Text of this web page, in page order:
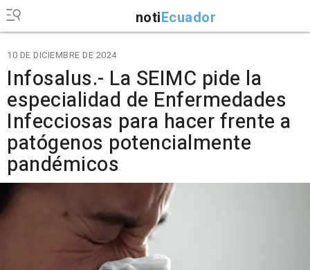
notiEcuador
10 DE DICIEMBRE DE 2024
Infosalus.- La SEIMC pide la
especialidad de Enfermedades
Infecciosas para hacer frente a
patógenos potencialmente
pandémicos